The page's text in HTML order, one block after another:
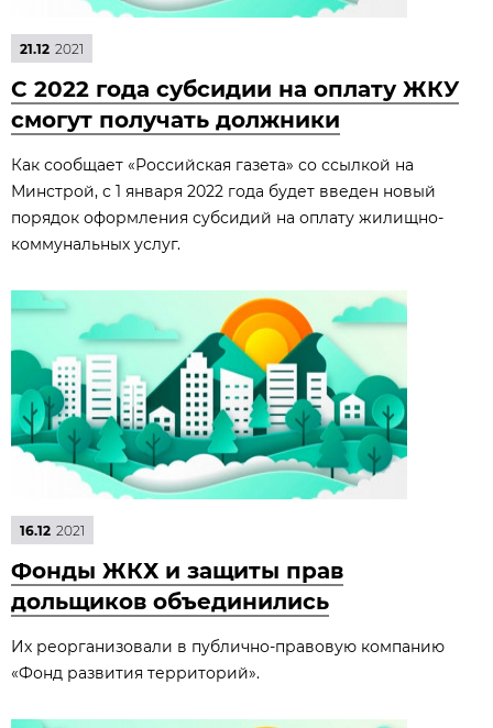
21.12 2021
С 2022 года субсидии на оплату ЖКУ
смогут получать должники
Как сообщает «Российская газета» со ссылкой на
Минстрой, с 1 января 2022 года будет введен новый
порядок оформления субсидий на оплату жилищно-
коммунальных услуг.
16.12 2021
Фонды ЖКХ и защиты прав
дольщиков объединились
Их реорганизовали в публично-правовую компанию
«Фонд развития территорий».